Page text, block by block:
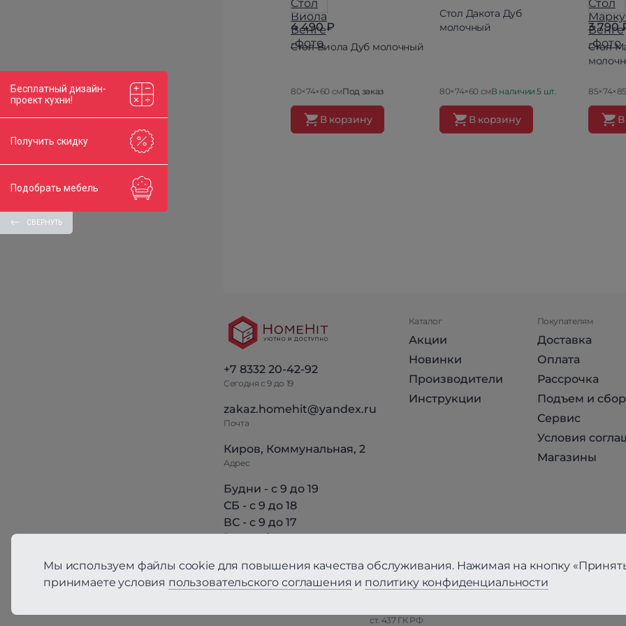
4 490 ₽
Стол Виола Дуб молочный
80×74×60 смПод заказ
В корзину
Стол Дакота Дуб
молочный
80×74×60 смВ наличии 5 шт.
В корзину
3 790
Стол
+7 8332 20-42-92
Сегодня с 9 до 19
zakaz.homehit@yandex.ru
Почта
Киров, Коммунальная, 2
Адрес
Будни - с 9 до 19
СБ - с 9 до 18
ВС - с 9 до 17
Режим работы
Каталог
Акции
Новинки
Производители
Инструкции
Покупателям
Доставка
Оплата
Рассрочка
Подъем и
Сервис
Условия
Магазины
ст. 437 ГК РФ
Мы используем файлы cookie для повышения качества обслуживания. Нажимая на кнопку
принимаете условия пользовательского соглашения и политику конфиденциальности
Бесплатный дизайн-
проект кухни!
Получить скидку
Подобрать мебель
СВЕРНУТЬ